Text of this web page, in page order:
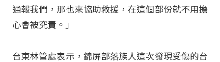
通報我們，那也來協助救援，在這個部份就不用擔
心會被究責。」
台東林管處表示，錦屏部落族人這次發現受傷的台